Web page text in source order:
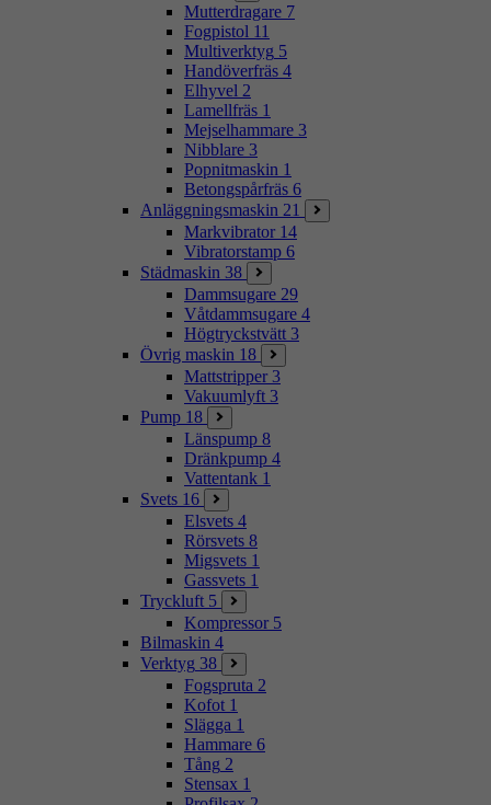
Mutterdragare 7
Fogpistol 11
Multiverktyg 5
Handöverfräs 4
Elhyvel 2
Lamellfräs 1
Mejselhammare 3
Nibblare 3
Popnitmaskin 1
Betongspårfräs 6
Anläggningsmaskin 21
Markvibrator 14
Vibratorstamp 6
Städmaskin 38
Dammsugare 29
Våtdammsugare 4
Högtryckstvätt 3
Övrig maskin 18
Mattstripper 3
Vakuumlyft 3
Pump 18
Länspump 8
Dränkpump 4
Vattentank 1
Svets 16
Elsvets 4
Rörsvets 8
Migsvets 1
Gassvets 1
Tryckluft 5
Kompressor 5
Bilmaskin 4
Verktyg 38
Fogspruta 2
Kofot 1
Slägga 1
Hammare 6
Tång 2
Stensax 1